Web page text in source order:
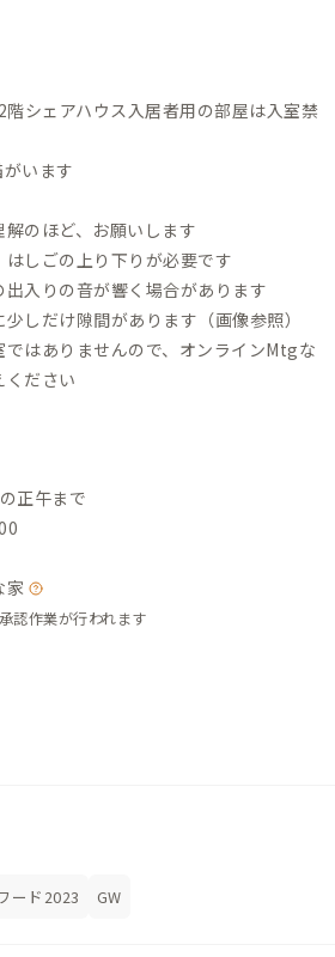
階シェアハウス入居者用の部屋は入室禁
います
のほど、お願いします
はしごの上り下りが必要です
出入りの音が響く場合があります
しだけ隙間があります（画像参照）
はありませんので、オンラインMtgな
ください
正午まで
家
認作業が行われます
ード2023 GW